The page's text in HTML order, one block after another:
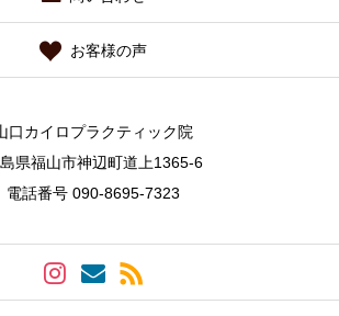
お客様の声
口カイロプラクティック院
県福山市神辺町道上1365-6
電話番号 090-8695-7323